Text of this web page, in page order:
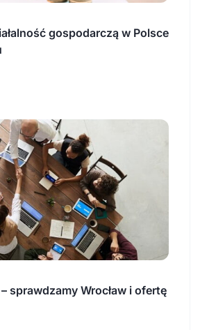
gospodarczą w Polsce
sprawdzamy Wrocław i ofertę